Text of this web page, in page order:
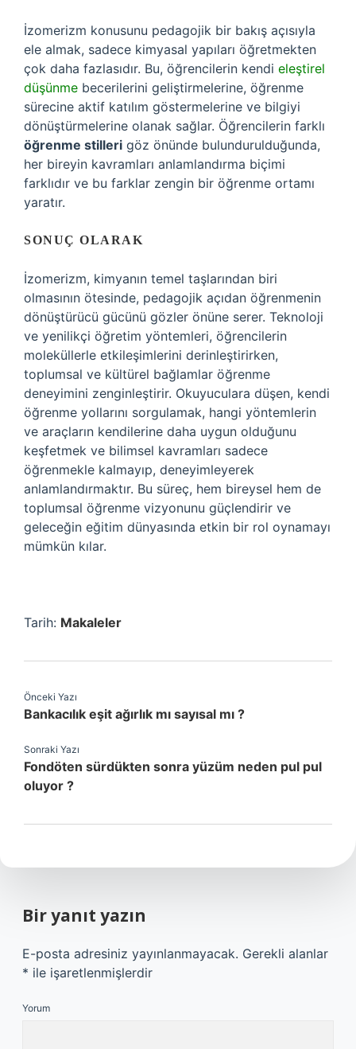
İzomerizm konusunu pedagojik bir bakış açısıyla
ele almak, sadece kimyasal yapıları öğretmekten
çok daha fazlasıdır. Bu, öğrencilerin kendi eleştirel
düşünme becerilerini geliştirmelerine, öğrenme
sürecine aktif katılım göstermelerine ve bilgiyi
dönüştürmelerine olanak sağlar. Öğrencilerin farklı
öğrenme stilleri göz önünde bulundurulduğunda,
her bireyin kavramları anlamlandırma biçimi
farklıdır ve bu farklar zengin bir öğrenme ortamı
yaratır.
SONUÇ OLARAK
İzomerizm, kimyanın temel taşlarından biri
olmasının ötesinde, pedagojik açıdan öğrenmenin
dönüştürücü gücünü gözler önüne serer. Teknoloji
ve yenilikçi öğretim yöntemleri, öğrencilerin
moleküllerle etkileşimlerini derinleştirirken,
toplumsal ve kültürel bağlamlar öğrenme
deneyimini zenginleştirir. Okuyuculara düşen, kendi
öğrenme yollarını sorgulamak, hangi yöntemlerin
ve araçların kendilerine daha uygun olduğunu
keşfetmek ve bilimsel kavramları sadece
öğrenmekle kalmayıp, deneyimleyerek
anlamlandırmaktır. Bu süreç, hem bireysel hem de
toplumsal öğrenme vizyonunu güçlendirir ve
geleceğin eğitim dünyasında etkin bir rol oynamayı
mümkün kılar.
Tarih: Makaleler
Önceki Yazı
Bankacılık eşit ağırlık mı sayısal mı ?
Sonraki Yazı
Fondöten sürdükten sonra yüzüm neden pul pul
oluyor ?
Bir yanıt yazın
E-posta adresiniz yayınlanmayacak. Gerekli alanlar
* ile işaretlenmişlerdir
Yorum